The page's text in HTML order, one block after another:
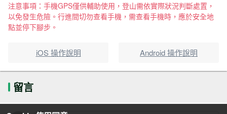
注意事項：手機GPS僅供輔助使用，登山需依實際狀況判斷處置，
以免發生危險。行進間切勿查看手機，需查看手機時，應於安全地
點並停下腳步。
iOS 操作說明 Android 操作說明
留言